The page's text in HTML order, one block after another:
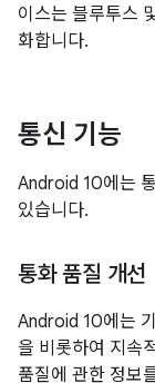
이스는 블루투스
화합니다.
통신 기능
Android 10에는
있습니다.
통화 품질 개선
Android 10에는
을 비롯하여 지속
품질에 관한 정보